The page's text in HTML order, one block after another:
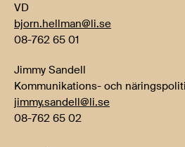
VD
bjorn.hellman@li.se
08-762 65 01
Jimmy Sandell
Kommunikations- och
jimmy.sandell@li.se
08-762 65 02